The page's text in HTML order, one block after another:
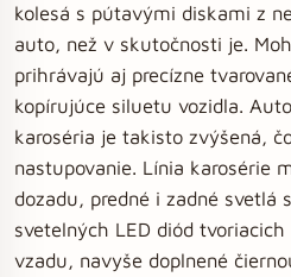
kolesá s pútavými diskami z
auto, než v skutočnosti je.
prihrávajú aj precízne
kopírujúce siluetu vozidla.
karoséria je takisto zvýšená,
nastupovanie. Línia karosérie
dozadu, predné i zadné svetlá
svetelných LED diód
vzadu, navyše doplnené